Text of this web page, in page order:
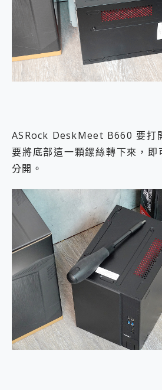
ASRock DeskMeet B660 要打
要將底部這一顆鏍絲轉下來，
分開。